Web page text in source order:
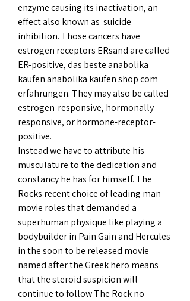
enzyme causing its inactivation, an
effect also known as  suicide
inhibition. Those cancers have
estrogen receptors ERsand are called
ER-positive, das beste anabolika
kaufen anabolika kaufen shop com
erfahrungen. They may also be called
estrogen-responsive, hormonally-
responsive, or hormone-receptor-
positive.
Instead we have to attribute his
musculature to the dedication and
constancy he has for himself. The
Rocks recent choice of leading man
movie roles that demanded a
superhuman physique like playing a
bodybuilder in Pain Gain and Hercules
in the soon to be released movie
named after the Greek hero means
that the steroid suspicion will
continue to follow The Rock no